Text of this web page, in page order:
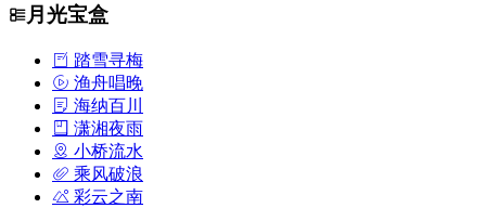
月光宝盒
踏雪寻梅
渔舟唱晚
海纳百川
潇湘夜雨
小桥流水
乘风破浪
彩云之南